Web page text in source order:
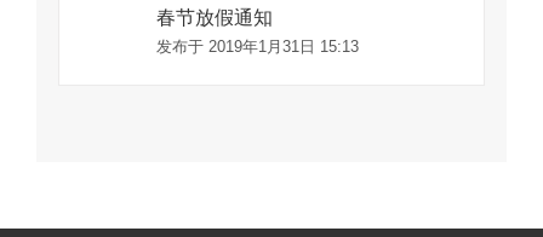
春节放假通知
发布于 2019年1月31日 15:13